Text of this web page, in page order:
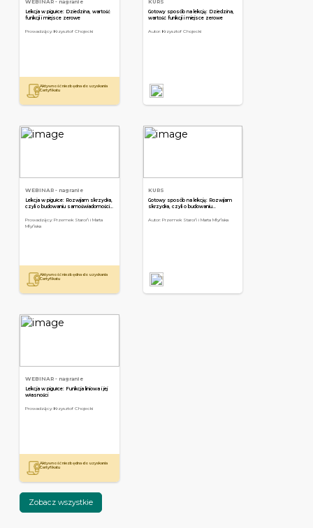
WEBINAR- nagranie
Lekcja w pigułce: Dziedzina, wartość
funkcji i miejsce zerowe
Prowadzący: Krzysztof Chojecki
Aktywność niezbędna do uzyskania
Certyfikatu
KURS
Gotowy sposób na lekcję: Dziedzina,
wartość funkcji i miejsce zerowe
Autor: Krzysztof Chojecki
WEBINAR- nagranie
Lekcja w pigułce: Rozwijam skrzydła,
czyli o budowaniu samoświadomości i
Prowadzący: Przemek Staroń i Marta
Młyńska
Aktywność niezbędna do uzyskania
Certyfikatu
KURS
Gotowy sposób na lekcję: Rozwijam
skrzydła, czyli o budowaniu
Autor: Przemek Staroń i Marta Młyńska
WEBINAR- nagranie
Lekcja w pigułce: Funkcja liniowa i jej
własności
Prowadzący: Krzysztof Chojecki
Aktywność niezbędna do uzyskania
Certyfikatu
Zobacz wszystkie